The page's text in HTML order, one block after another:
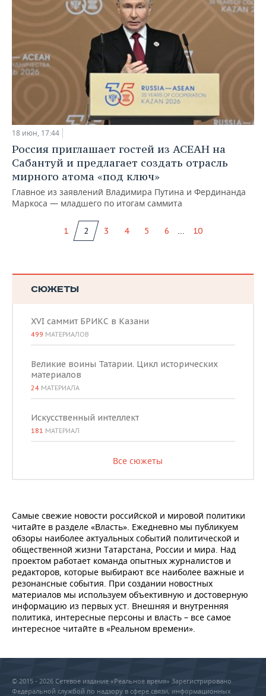
18 июн, 17:44
Россия приглашает гостей из АСЕАН на
Сабантуй и предлагает создать отрасль
мирного атома «под ключ»
Главное из заявлений Владимира Путина и Фердинанда
Маркоса — младшего по итогам саммита
1 2 3 4 5 6 ... 10
СЮЖЕТЫ
XVI саммит БРИКС в Казани
499 МАТЕРИАЛОВ
Великие воины Татарии. Цикл исторических
материалов
24 МАТЕРИАЛА
Искусственный интеллект
181 МАТЕРИАЛ
Все сюжеты
Самые свежие новости российской и мировой политики
читайте в разделе «Власть». Ежедневно мы публикуем
обзоры наиболее актуальных событий политической и
общественной жизни Татарстана, России и мира. Над
проектом работает команда опытных журналистов и
редакторов, которые выбирают все наиболее важные и
резонансные события. При создании новостных
материалов мы используем объективную и достоверную
информацию из первых уст. Внешняя и внутренняя
политика, интересные персоны и власть – все самое
интересное читайте в «Реальном времени».
© 2015 - 2026 Сетевое издание «Реальное время» Зарегистрировано
Федеральной службой по надзору в сфере связи, информационных